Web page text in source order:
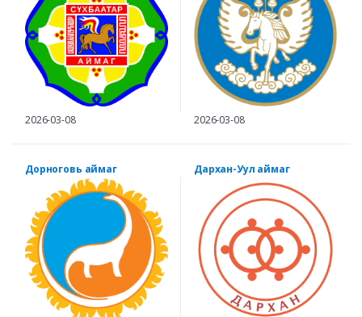
2026-03-08 2026-03-08
Дорноговь аймаг Дархан-Уул аймаг